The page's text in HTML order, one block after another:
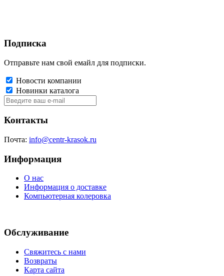
Подписка
Отправьте нам свой емайл для подписки.
Новости компании
Новинки каталога
Контакты
Почта: info@centr-krasok.ru
Информация
О нас
Информация о доставке
Компьютерная колеровка
Обслуживание
Свяжитесь с нами
Возвраты
Карта сайта